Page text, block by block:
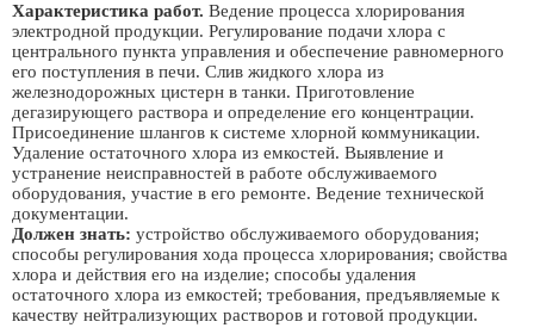
Характеристика работ. Ведение процесса хлорирования
электродной продукции. Регулирование подачи хлора с
центрального пункта управления и обеспечение равномерного
его поступления в печи. Слив жидкого хлора из
железнодорожных цистерн в танки. Приготовление
дегазирующего раствора и определение его концентрации.
Присоединение шлангов к системе хлорной коммуникации.
Удаление остаточного хлора из емкостей. Выявление и
устранение неисправностей в работе обслуживаемого
оборудования, участие в его ремонте. Ведение технической
документации.
Должен знать: устройство обслуживаемого оборудования;
способы регулирования хода процесса хлорирования; свойства
хлора и действия его на изделие; способы удаления
остаточного хлора из емкостей; требования, предъявляемые к
качеству нейтрализующих растворов и готовой продукции.